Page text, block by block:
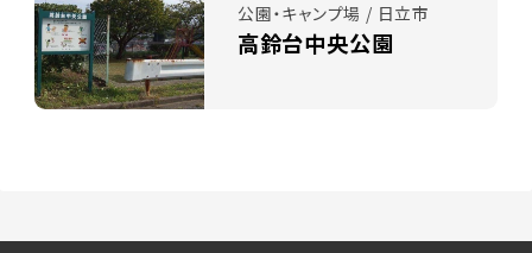
公園・キャンプ場 / 日立市
高鈴台中央公園